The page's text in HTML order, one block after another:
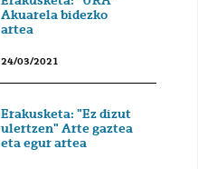
Akuarela bidezko
artea
24/03/2021
Erakusketa: "Ez dizut
ulertzen" Arte gaztea
eta egur artea